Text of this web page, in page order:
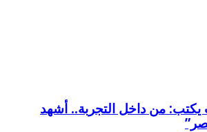
من داخل التجربة.. أشهد